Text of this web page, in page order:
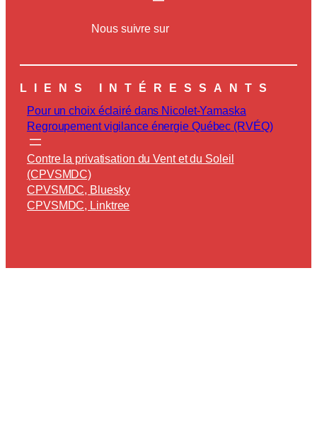
Nous suivre sur
LIENS INTÉRESSANTS
Pour un choix éclairé dans Nicolet-Yamaska
Regroupement vigilance énergie Québec (RVÉQ)
Contre la privatisation du Vent et du Soleil
(CPVSMDC)
CPVSMDC, Bluesky
CPVSMDC, Linktree